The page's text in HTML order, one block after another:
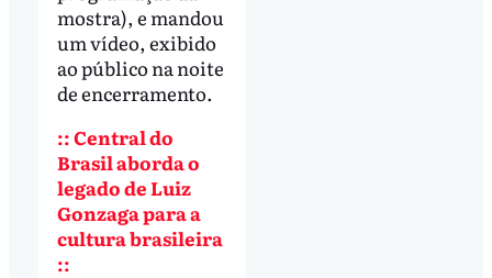
mostra), e mandou
um vídeo, exibido
ao público na noite
de encerramento.
:: Central do
Brasil aborda o
legado de Luiz
Gonzaga para a
cultura brasileira
::